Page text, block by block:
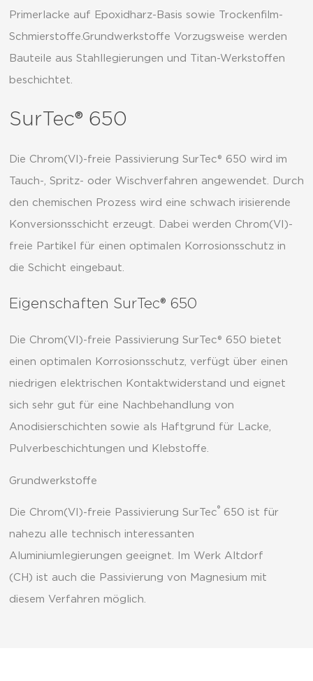
Primerlacke auf Epoxidharz-Basis sowie Trockenfilm-
Schmierstoffe.Grundwerkstoffe Vorzugsweise werden
Bauteile aus Stahllegierungen und Titan-Werkstoffen
beschichtet.
SurTec® 650
Die Chrom(VI)-freie Passivierung SurTec® 650 wird im
Tauch-, Spritz- oder Wischverfahren angewendet. Durch
den chemischen Prozess wird eine schwach irisierende
Konversionsschicht erzeugt. Dabei werden Chrom(VI)-
freie Partikel für einen optimalen Korrosionsschutz in
die Schicht eingebaut.
Eigenschaften SurTec® 650
Die Chrom(VI)-freie Passivierung SurTec® 650 bietet
einen optimalen Korrosionsschutz, verfügt über einen
niedrigen elektrischen Kontaktwiderstand und eignet
sich sehr gut für eine Nachbehandlung von
Anodisierschichten sowie als Haftgrund für Lacke,
Pulverbeschichtungen und Klebstoffe.
Grundwerkstoffe
Die Chrom(VI)-freie Passivierung SurTec® 650 ist für
nahezu alle technisch interessanten
Aluminiumlegierungen geeignet. Im Werk Altdorf
(CH) ist auch die Passivierung von Magnesium mit
diesem Verfahren möglich.